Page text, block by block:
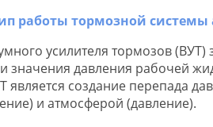
усилителя тормозов (ВУТ)
значения давления рабочей
создание перепада
и атмосферой (давление).